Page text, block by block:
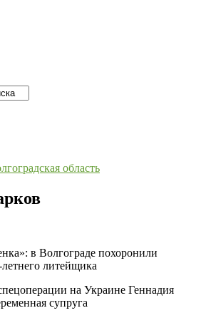
область
в Волгограде похоронили
литейщика
на Украине Геннадия
супруга